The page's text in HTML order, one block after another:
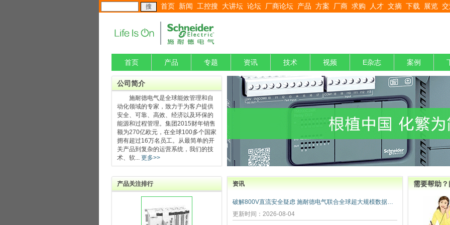
首页 新闻 工控搜 大讲坛 论坛 厂商论坛 产品 方案 厂商 求购 人才 文摘 下载 展览
首页 产品 专题 资讯 技术 视频 E杂志 案例
公司简介
施耐德电气是全球能效管理和自
动化领域的专家，致力于为客户提供
安全、可靠、高效、经济以及环保的
能源和过程管理。集团2015财年销售
额为270亿欧元，在全球100多个国家
拥有超过16万名员工。从最简单的开
关产品到复杂的运营系统，我们的技
术、软... 更多>>
产品关注排行 资讯
破解800V直流安全疑虑 施耐德电气联合全球超大规模数据中心运营商发布弧闪风险评估报告
更新时间：2026-08-04
需要帮助